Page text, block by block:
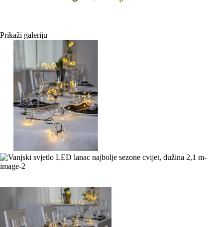
Prikaži galeriju